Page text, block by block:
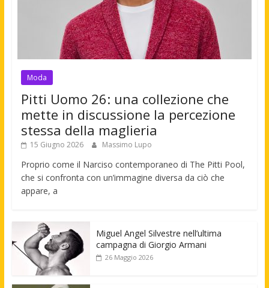
Moda
Pitti Uomo 26: una collezione che
mette in discussione la percezione
stessa della maglieria
15 Giugno 2026 Massimo Lupo
Proprio come il Narciso contemporaneo di The Pitti Pool,
che si confronta con un’immagine diversa da ciò che
appare, a
Miguel Angel Silvestre nell’ultima
campagna di Giorgio Armani
26 Maggio 2026